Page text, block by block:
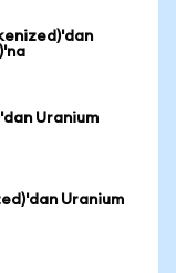
Uranium
Uranium